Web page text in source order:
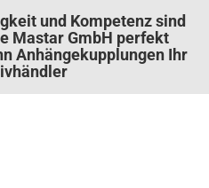
und Kompetenz sind
Mastar GmbH perfekt
Anhängekupplungen Ihr